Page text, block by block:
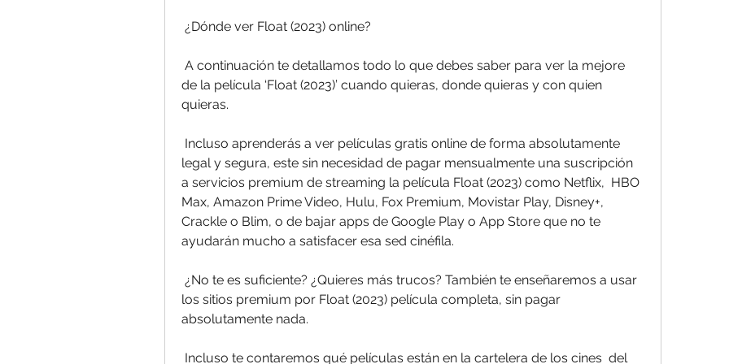
¿Dónde ver Float (2023) online?
de la película ‘Float (2023)’ cuando quieras, donde quieras y con quien
quieras.
legal y segura, este sin necesidad de pagar mensualmente una suscripción
a servicios premium de streaming la película Float (2023) como Netflix,  HBO
Max, Amazon Prime Video, Hulu, Fox Premium, Movistar Play, Disney+,
Crackle o Blim, o de bajar apps de Google Play o App Store que no te
ayudarán mucho a satisfacer esa sed cinéfila.
los sitios premium por Float (2023) película completa, sin pagar
absolutamente nada.